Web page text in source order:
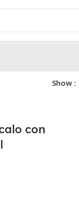
Show
con